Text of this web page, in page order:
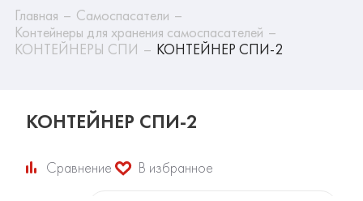
Главная
Самоспасатели
Контейнеры для хранения самоспасателей
КОНТЕЙНЕРЫ СПИ
КОНТЕЙНЕР СПИ-2
КОНТЕЙНЕР СПИ-2
Сравнение В избранное